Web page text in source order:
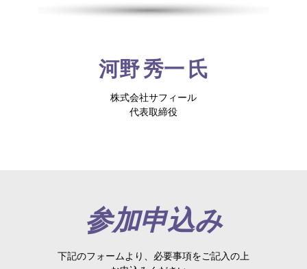
河野 秀一 氏
株式会社サフィール
代表取締役
参加申込み
下記のフォームより、必要事項をご記入の上